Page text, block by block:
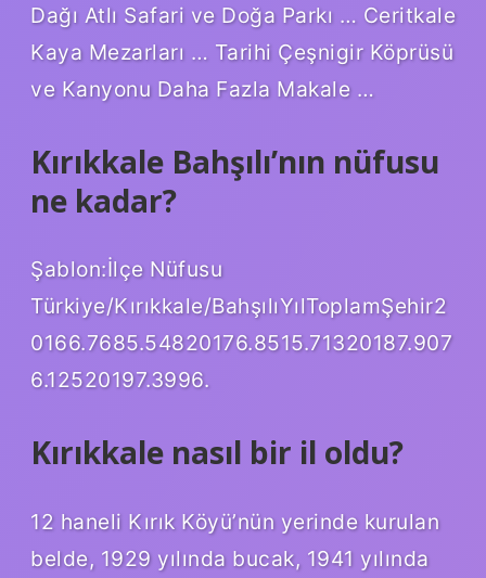
Dağı Atlı Safari ve Doğa Parkı … Ceritkale
Kaya Mezarları … Tarihi Çeşnigir Köprüsü
ve Kanyonu Daha Fazla Makale …
Kırıkkale Bahşılı’nın nüfusu
ne kadar?
Şablon:İlçe Nüfusu
Türkiye/Kırıkkale/BahşılıYılToplamŞehir2
0166.7685.54820176.8515.71320187.907
6.12520197.3996.
Kırıkkale nasıl bir il oldu?
12 haneli Kırık Köyü’nün yerinde kurulan
belde, 1929 yılında bucak, 1941 yılında